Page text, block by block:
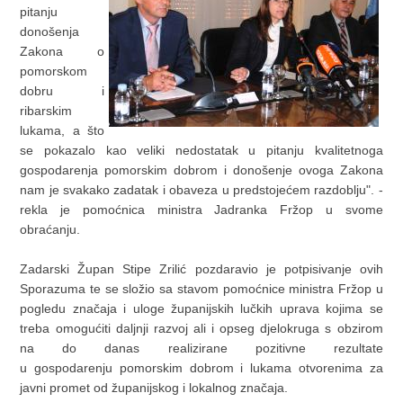
pitanju
donošenja
Zakona o
pomorskom
dobru i
ribarskim
lukama, a što
se pokazalo kao veliki nedostatak u pitanju kvalitetnoga
gospodarenja pomorskim dobrom i donošenje ovoga Zakona
nam je svakako zadatak i obaveza u predstojećem razdoblju". -
rekla je pomoćnica ministra Jadranka Fržop u svome
obraćanju.
Zadarski Župan Stipe Zrilić pozdaravio je potpisivanje ovih
Sporazuma te se složio sa stavom pomoćnice ministra Fržop u
pogledu značaja i uloge županijskih lučkih uprava kojima se
treba omogućiti daljnji razvoj ali i opseg djelokruga s obzirom
na do danas realizirane pozitivne rezultate
u gospodarenju pomorskim dobrom i lukama otvorenima za
javni promet od županijskog i lokalnog značaja.